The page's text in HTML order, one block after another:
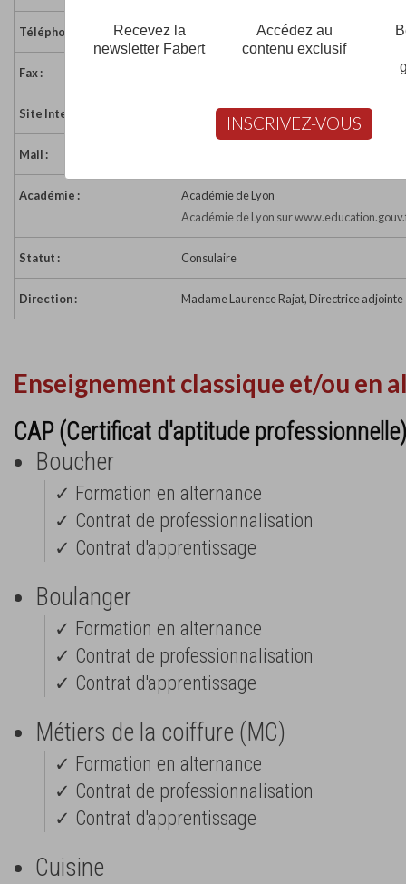
Téléphone : 04 77 59 31 80
Fax :
Site Internet : http://www.cfa-mouliniers.com
Mail :
Académie :
Académie de Lyon
Académie de Lyon sur
Statut : Consulaire
Direction : Madame Laurence Rajat, Directrice adjointe
Enseignement classique et/ou en
CAP (Certificat d'aptitude professionnelle)
Boucher
✓ Formation en alternance
✓ Contrat de professionnalisation
✓ Contrat d'apprentissage
Boulanger
✓ Formation en alternance
✓ Contrat de professionnalisation
✓ Contrat d'apprentissage
Métiers de la coiffure (MC)
✓ Formation en alternance
✓ Contrat de professionnalisation
✓ Contrat d'apprentissage
Cuisine
Recevez la
newsletter Fabert
Accédez au
contenu exclusif
INSCRIVEZ-VOUS